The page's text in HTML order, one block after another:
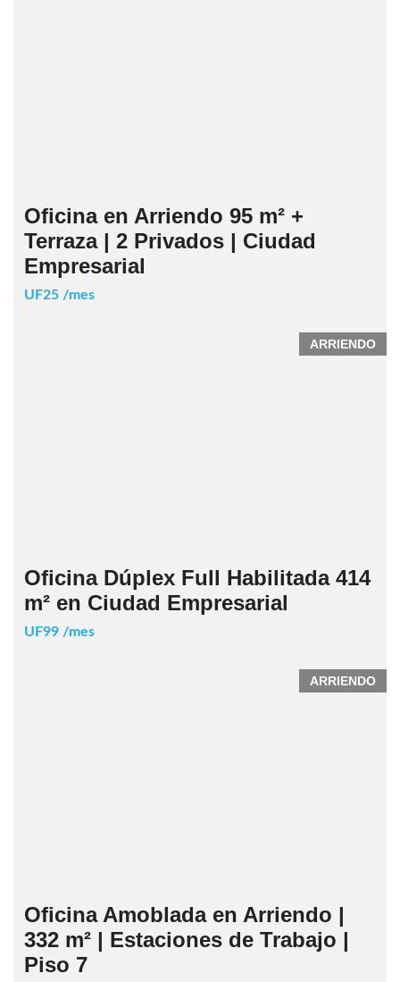
Oficina en Arriendo 95 m² +
Terraza | 2 Privados | Ciudad
Empresarial
UF25 /mes
ARRIENDO
Oficina Dúplex Full Habilitada 414
m² en Ciudad Empresarial
UF99 /mes
ARRIENDO
Oficina Amoblada en Arriendo |
332 m² | Estaciones de Trabajo |
Piso 7